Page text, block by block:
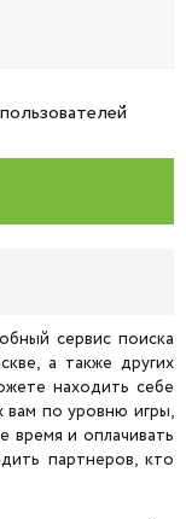
сервис поиска
а также других
находить себе
вам по уровню игры,
время и оплачивать
партнеров, кто